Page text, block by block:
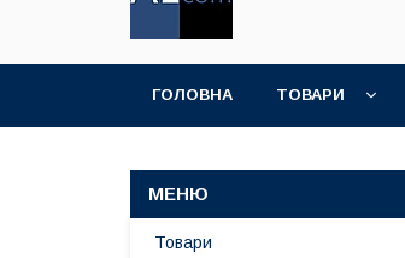
ГОЛОВНА ТОВАРИ
Товари